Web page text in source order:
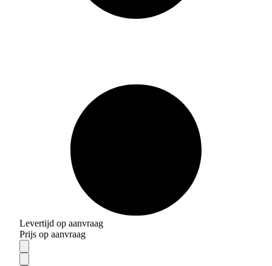
Levertijd op aanvraag
Prijs op aanvraag